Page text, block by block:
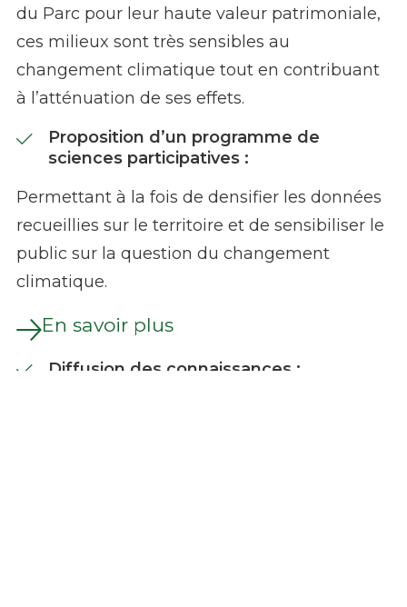
du Parc pour leur haute valeur patrimoniale,
ces milieux sont très sensibles au
changement climatique tout en contribuant
à l’atténuation de ses effets.
Proposition d’un programme de
sciences participatives :
Permettant à la fois de densifier les données
recueillies sur le territoire et de sensibiliser le
public sur la question du changement
climatique.
En savoir plus
Diffusion des connaissances :